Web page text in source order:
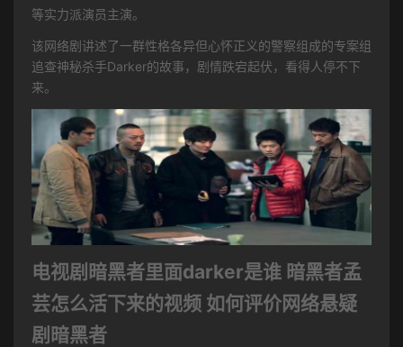
等实力派演员主演。
该网络剧讲述了一群性格各异但心怀正义的警察组成的专案组
追查神秘杀手Darker的故事，剧情跌宕起伏，看得人停不下
来。
电视剧暗黑者里面darker是谁 暗黑者孟
芸怎么活下来的视频 如何评价网络悬疑
剧暗黑者